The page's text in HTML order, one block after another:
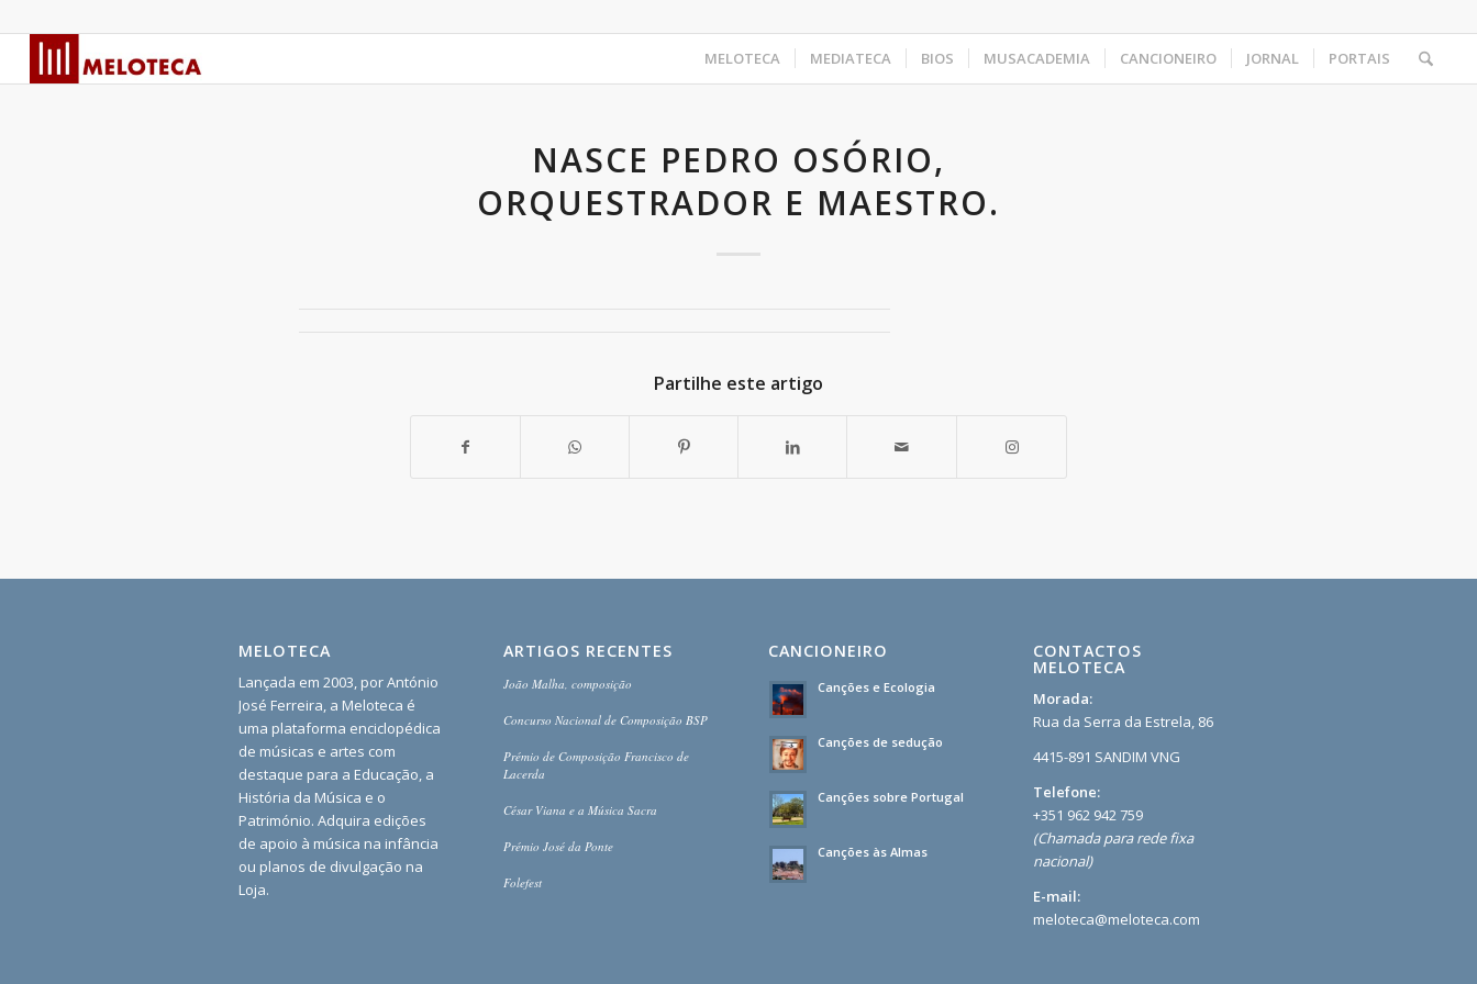
MELOTECA MEDIATECA BIOS MUSACADEMIA CANCIONEIRO JORNAL PORTAIS
NASCE PEDRO OSÓRIO,
ORQUESTRADOR E MAESTRO.
Partilhe este artigo
MELOTECA
Lançada em 2003, por António
José Ferreira, a Meloteca é
uma plataforma enciclopédica
de músicas e artes com
destaque para a Educação, a
História da Música e o
Património. Adquira edições
de apoio à música na infância
ou planos de divulgação na
Loja.
ARTIGOS RECENTES
João Malha, composição
Concurso Nacional de Composição BSP
Prémio de Composição Francisco de
Lacerda
César Viana e a Música Sacra
Prémio José da Ponte
Folefest
CANCIONEIRO
Canções e Ecologia
Canções de sedução
Canções sobre Portugal
Canções às Almas
CONTACTOS
MELOTECA
Morada:
Rua da Serra da Estrela, 86
4415-891 SANDIM VNG
Telefone:
+351 962 942 759
(Chamada para rede fixa
nacional)
E-mail:
meloteca@meloteca.com